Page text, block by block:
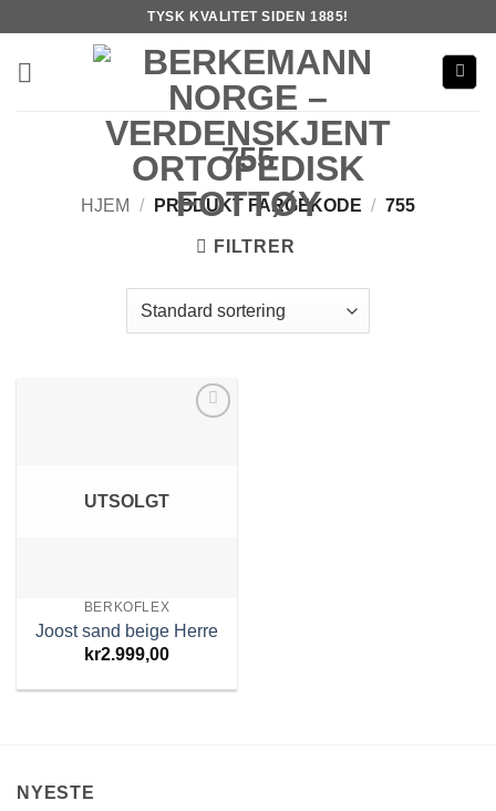
content
TYSK KVALITET SIDEN 1885!
755
HJEM / PRODUKT FARGEKODE / 755
FILTRER
UTSOLGT
BERKOFLEX
Joost sand beige Herre
kr2.999,00
NYESTE